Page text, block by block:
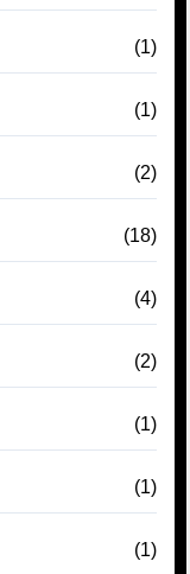
(1)
(1)
(2)
(18)
(4)
(2)
(1)
(1)
(1)